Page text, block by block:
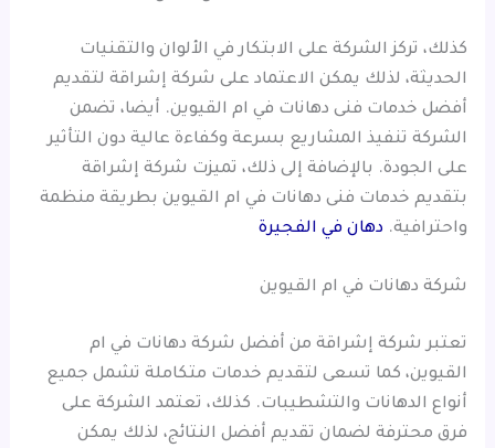
كذلك، تركز الشركة على الابتكار في الألوان والتقنيات
الحديثة، لذلك يمكن الاعتماد على شركة إشراقة لتقديم
أفضل خدمات فنى دهانات في ام القيوين. أيضا، تضمن
الشركة تنفيذ المشاريع بسرعة وكفاءة عالية دون التأثير
على الجودة. بالإضافة إلى ذلك، تميزت شركة إشراقة
بتقديم خدمات فنى دهانات في ام القيوين بطريقة منظمة
واحترافية. دهان في الفجيرة
شركة دهانات في ام القيوين
تعتبر شركة إشراقة من أفضل شركة دهانات في ام
القيوين، كما تسعى لتقديم خدمات متكاملة تشمل جميع
أنواع الدهانات والتشطيبات. كذلك، تعتمد الشركة على
فرق محترفة لضمان تقديم أفضل النتائج، لذلك يمكن